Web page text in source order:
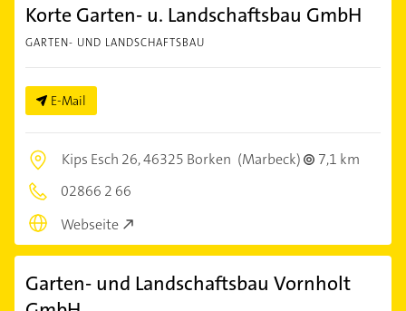
Korte Garten- u. Landschaftsbau GmbH
GARTEN- UND LANDSCHAFTSBAU
E-Mail
Kips Esch 26,46325 Borken (Marbeck)
7,1 km
02866 2 66
Webseite
Garten- und Landschaftsbau Vornholt